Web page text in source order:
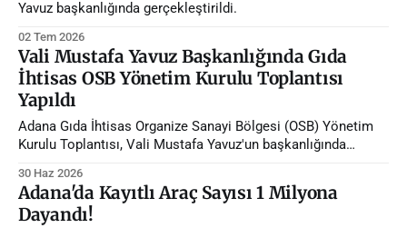
Yavuz başkanlığında gerçekleştirildi.
02 Tem 2026
Vali Mustafa Yavuz Başkanlığında Gıda
İhtisas OSB Yönetim Kurulu Toplantısı
Yapıldı
Adana Gıda İhtisas Organize Sanayi Bölgesi (OSB) Yönetim
Kurulu Toplantısı, Vali Mustafa Yavuz'un başkanlığında
30 Haz 2026
Adana'da Kayıtlı Araç Sayısı 1 Milyona
Dayandı!